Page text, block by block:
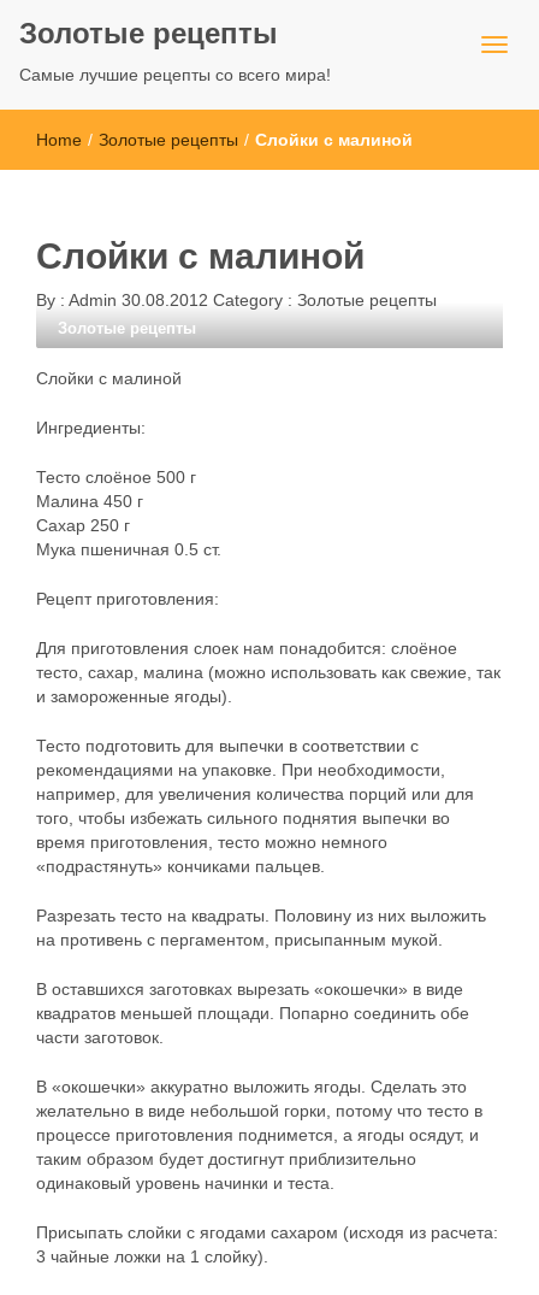
Золотые рецепты
Самые лучшие рецепты со всего мира!
Home / Золотые рецепты / Слойки с малиной
Слойки с малиной
By : Admin 30.08.2012 Category : Золотые рецепты
Золотые рецепты
Слойки с малиной
Ингредиенты:
Тесто слоёное 500 г
Малина 450 г
Сахар 250 г
Мука пшеничная 0.5 ст.
Рецепт приготовления:
Для приготовления слоек нам понадобится: слоёное
тесто, сахар, малина (можно использовать как свежие, так
и замороженные ягоды).
Тесто подготовить для выпечки в соответствии с
рекомендациями на упаковке. При необходимости,
например, для увеличения количества порций или для
того, чтобы избежать сильного поднятия выпечки во
время приготовления, тесто можно немного
«подрастянуть» кончиками пальцев.
Разрезать тесто на квадраты. Половину из них выложить
на противень с пергаментом, присыпанным мукой.
В оставшихся заготовках вырезать «окошечки» в виде
квадратов меньшей площади. Попарно соединить обе
части заготовок.
В «окошечки» аккуратно выложить ягоды. Сделать это
желательно в виде небольшой горки, потому что тесто в
процессе приготовления поднимется, а ягоды осядут, и
таким образом будет достигнут приблизительно
одинаковый уровень начинки и теста.
Присыпать слойки с ягодами сахаром (исходя из расчета:
3 чайные ложки на 1 слойку).